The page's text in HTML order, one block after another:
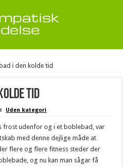
i den kolde tid
tid
Uden kategori
frost udenfor og i et boblebad, var
med denne dejlige måde at
flere og flere fitness steder der
og nu kan man sågar få